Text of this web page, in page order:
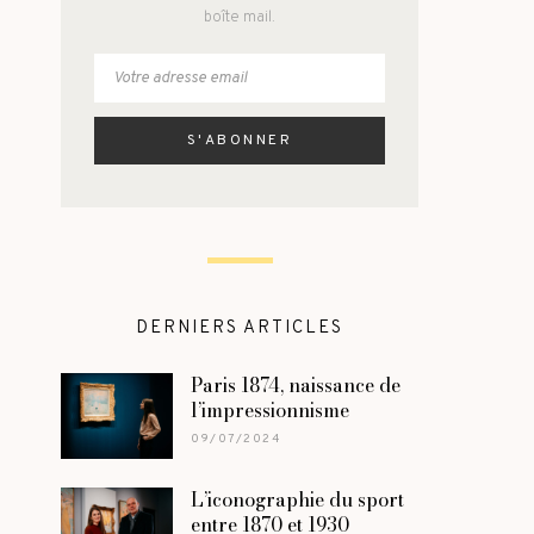
boîte mail.
DERNIERS ARTICLES
Paris 1874, naissance de
l’impressionnisme
09/07/2024
L’iconographie du sport
entre 1870 et 1930